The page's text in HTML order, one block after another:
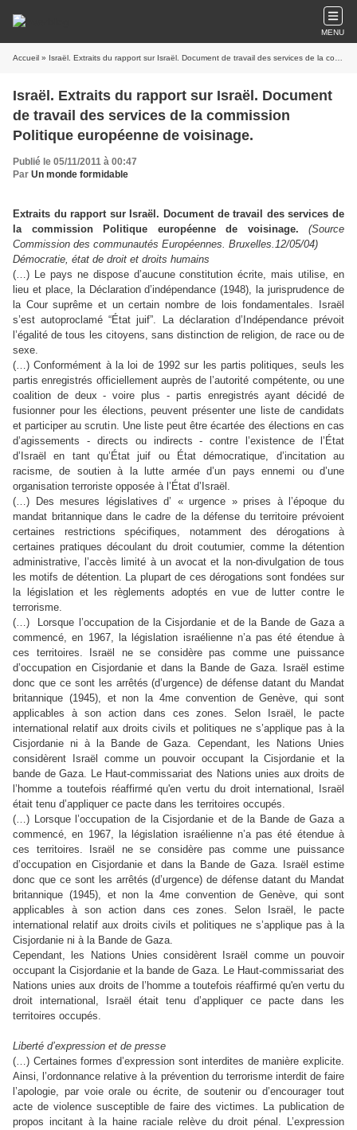
MENU
Accueil » Israël. Extraits du rapport sur Israël. Document de travail des services de la commission Politique européenne de voisinage.
Israël. Extraits du rapport sur Israël. Document
de travail des services de la commission
Politique européenne de voisinage.
Publié le 05/11/2011 à 00:47
Par Un monde formidable
Extraits du rapport sur Israël. Document de travail des services de
la commission Politique européenne de voisinage.
(Source
Commission des communautés Européennes. Bruxelles.12/05/04)
Démocratie, état de droit et droits humains
(…) Le pays ne dispose d’aucune constitution écrite, mais utilise, en
lieu et place, la Déclaration d’indépendance (1948), la jurisprudence de
la Cour suprême et un certain nombre de lois fondamentales. Israël
s’est autoproclamé “État juif”. La déclaration d’Indépendance prévoit
l’égalité de tous les citoyens, sans distinction de religion, de race ou de
sexe.
(…) Conformément à la loi de 1992 sur les partis politiques, seuls les
partis enregistrés officiellement auprès de l’autorité compétente, ou une
coalition de deux - voire plus - partis enregistrés ayant décidé de
fusionner pour les élections, peuvent présenter une liste de candidats
et participer au scrutin. Une liste peut être écartée des élections en cas
d’agissements - directs ou indirects - contre l’existence de l’État
d’Israël en tant qu’État juif ou État démocratique, d’incitation au
racisme, de soutien à la lutte armée d’un pays ennemi ou d’une
organisation terroriste opposée à l’État d’Israël.
(…) Des mesures législatives d’ « urgence » prises à l’époque du
mandat britannique dans le cadre de la défense du territoire prévoient
certaines restrictions spécifiques, notamment des dérogations à
certaines pratiques découlant du droit coutumier, comme la détention
administrative, l’accès limité à un avocat et la non-divulgation de tous
les motifs de détention. La plupart de ces dérogations sont fondées sur
la législation et les règlements adoptés en vue de lutter contre le
terrorisme.
(…) Lorsque l’occupation de la Cisjordanie et de la Bande de Gaza a
commencé, en 1967, la législation israélienne n’a pas été étendue à
ces territoires. Israël ne se considère pas comme une puissance
d’occupation en Cisjordanie et dans la Bande de Gaza. Israël estime
donc que ce sont les arrêtés (d’urgence) de défense datant du Mandat
britannique (1945), et non la 4me convention de Genève, qui sont
applicables à son action dans ces zones. Selon Israël, le pacte
international relatif aux droits civils et politiques ne s’applique pas à la
Cisjordanie ni à la Bande de Gaza. Cependant, les Nations Unies
considèrent Israël comme un pouvoir occupant la Cisjordanie et la
bande de Gaza. Le Haut-commissariat des Nations unies aux droits de
l’homme a toutefois réaffirmé qu'en vertu du droit international, Israël
était tenu d’appliquer ce pacte dans les territoires occupés.
(…) Lorsque l’occupation de la Cisjordanie et de la Bande de Gaza a
commencé, en 1967, la législation israélienne n’a pas été étendue à
ces territoires. Israël ne se considère pas comme une puissance
d’occupation en Cisjordanie et dans la Bande de Gaza. Israël estime
donc que ce sont les arrêtés (d’urgence) de défense datant du Mandat
britannique (1945), et non la 4me convention de Genève, qui sont
applicables à son action dans ces zones. Selon Israël, le pacte
international relatif aux droits civils et politiques ne s’applique pas à la
Cisjordanie ni à la Bande de Gaza.
Cependant, les Nations Unies considèrent Israël comme un pouvoir
occupant la Cisjordanie et la bande de Gaza. Le Haut-commissariat des
Nations unies aux droits de l’homme a toutefois réaffirmé qu'en vertu du
droit international, Israël était tenu d’appliquer ce pacte dans les
territoires occupés.
Liberté d’expression et de presse
(…) Certaines formes d’expression sont interdites de manière explicite.
Ainsi, l’ordonnance relative à la prévention du terrorisme interdit de faire
l’apologie, par voie orale ou écrite, de soutenir ou d’encourager tout
acte de violence susceptible de faire des victimes. La publication de
propos incitant à la haine raciale relève du droit pénal. L’expression